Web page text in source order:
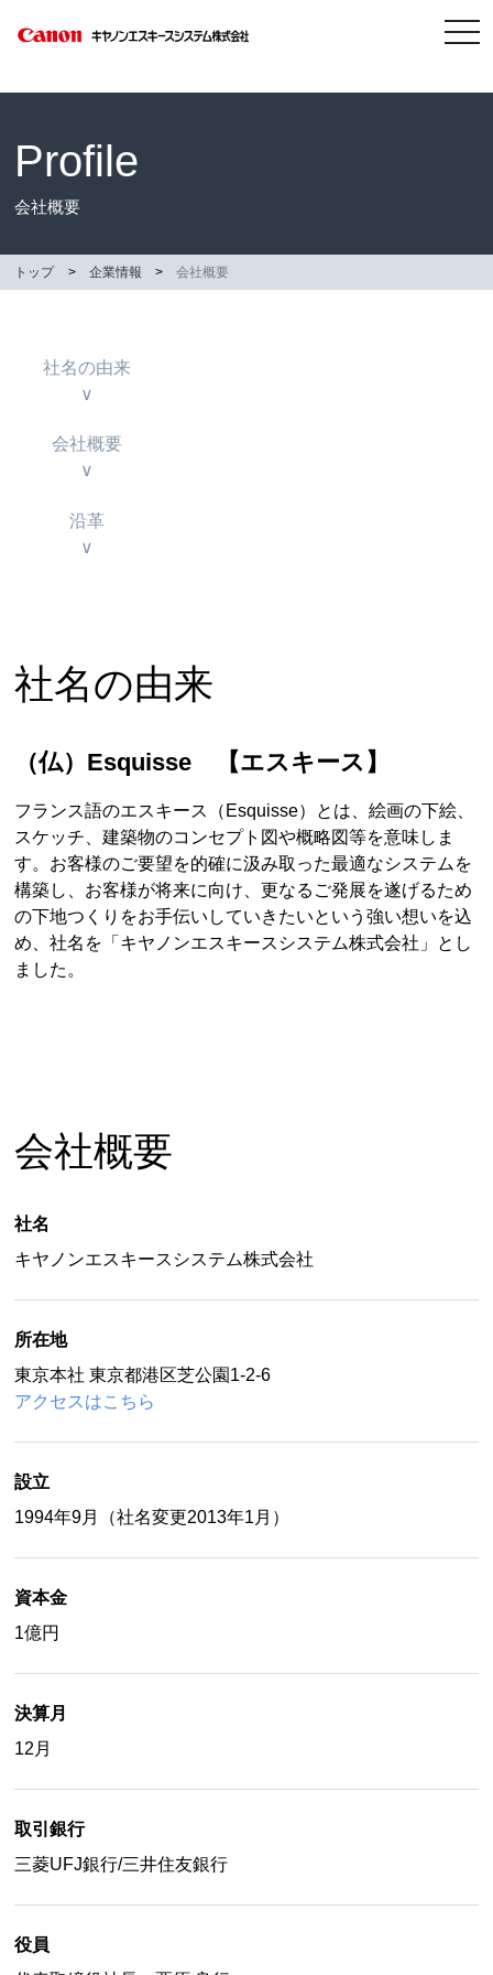
Profile
会社概要
トップ 企業情報 会社概要
社名の由来
∨
会社概要
∨
沿革
∨
社名の由来
（仏）Esquisse 【エスキース】
フランス語のエスキース（Esquisse）とは、絵画の下絵、
スケッチ、建築物のコンセプト図や概略図等を意味しま
す。お客様のご要望を的確に汲み取った最適なシステムを
構築し、お客様が将来に向け、更なるご発展を遂げるため
の下地つくりをお手伝いしていきたいという強い想いを込
め、社名を「キヤノンエスキースシステム株式会社」とし
ました。
会社概要
社名
キヤノンエスキースシステム株式会社
所在地
東京本社 東京都港区芝公園1-2-6
アクセスはこちら
設立
1994年9月（社名変更2013年1月）
資本金
1億円
決算月
12月
取引銀行
三菱UFJ銀行/三井住友銀行
役員